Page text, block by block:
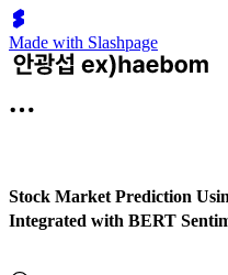
Made with Slashpage
Stock Market Prediction
Integrated with BERT